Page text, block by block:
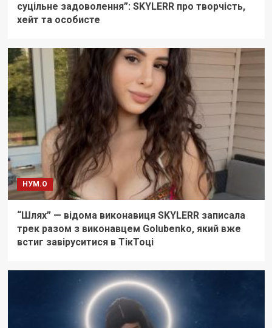
суцільне задоволення”: SKYLERR про творчість,
хейт та особисте
НУМ.О
“Шлях” — відома виконавиця SKYLERR записала
трек разом з виконавцем Golubenko, який вже
встиг завіруситися в ТікТоці